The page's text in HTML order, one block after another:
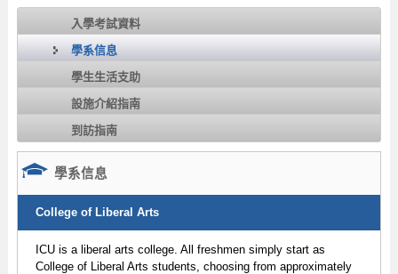
入學考試資料
學系信息
學生生活支助
設施介紹指南
到訪指南
學系信息
College of Liberal Arts
ICU is a liberal arts college. All freshmen simply start as
College of Liberal Arts students, choosing from approximately